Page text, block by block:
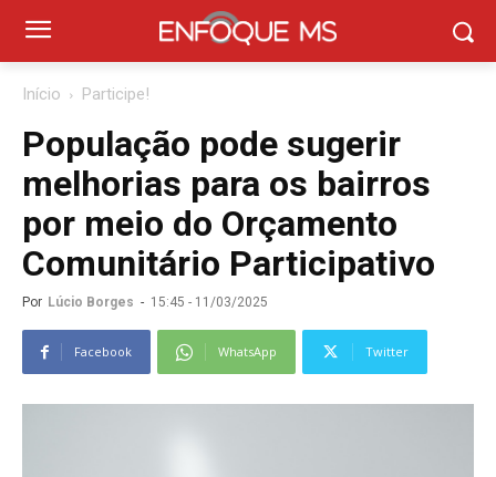
Início Participe!
População pode sugerir
melhorias para os bairros
por meio do Orçamento
Comunitário Participativo
Por Lúcio Borges - 15:45 - 11/03/2025
Facebook WhatsApp Twitter